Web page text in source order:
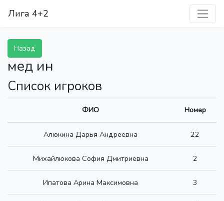
Лига 4+2
Назад
мед ин
Список игроков
ФИО Номер
Алюкина Дарья Андреевна 22
Михайлюкова София Дмитриевна 2
Ипатова Арина Максимовна 3